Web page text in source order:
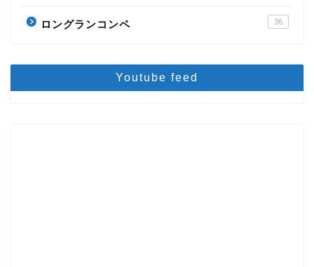
ロングランコンペ 36
Youtube feed